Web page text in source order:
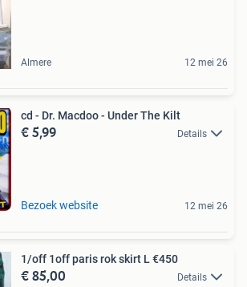
Almere 12 mei 26
cd - Dr. Macdoo - Under The Kilt
€ 5,99 Details
Bezoek website 12 mei 26
1/off 1off paris rok skirt L €450
€ 85,00 Details